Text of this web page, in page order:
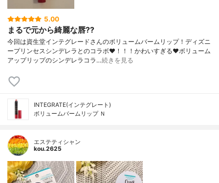
5.00
まるで元から綺麗な唇??
今回は資生堂インテグレードさんのボリュームバームリップ！ディズニ
ープリンセスシンデレラとのコラボ❤️！！！かわいすぎる❤️ボリューム
アップリップのシンデレラコラ…続きを見る
INTEGRATE(インテグレート)
ボリュームバームリップ Ｎ
エステティシャン
kou.2625